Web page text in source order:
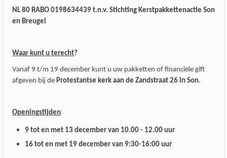
NL 80 RABO 0198634439 t.n.v. Stichting Kerstpakkettenactie Son
en Breugel
Waar kunt u terecht?
Vanaf 9 t/m 19 december kunt u uw pakketten of financiële gift
afgeven bij de Protestantse kerk aan de Zandstraat 26 in Son.
Openingstijden:
9 tot en met 13 december van 10.00 - 12.00 uur
16 tot en met 19 december van 9:30-16:00 uur